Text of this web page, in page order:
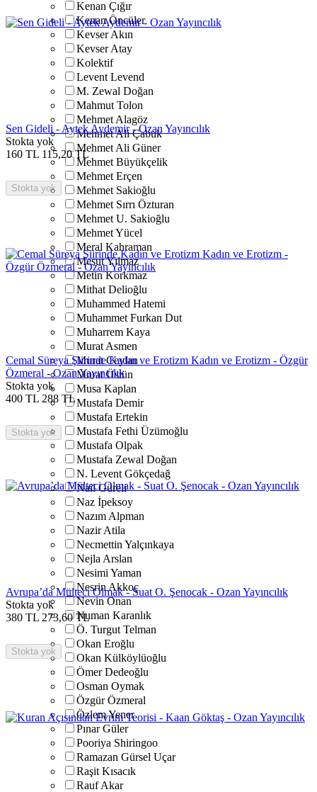
Kenan Çığır
Kenan Öncüler
Kevser Akın
Kevser Atay
Kolektif
Levent Levend
M. Zewal Doğan
Mahmut Tolon
Mehmet Alagöz
Mehmet Ali Çabuk
Mehmet Ali Güner
Mehmet Büyükçelik
Mehmet Erçen
Mehmet Sakioğlu
Mehmet Sırrı Özturan
Mehmet U. Sakioğlu
Mehmet Yücel
Meral Kahraman
Mesut Yılmaz
Metin Korkmaz
Mithat Delioğlu
Muhammed Hatemi
Muhammet Furkan Dut
Muharrem Kaya
Murat Asmen
Murat Ceylan
Murat Üstün
Musa Kaplan
Mustafa Demir
Mustafa Ertekin
Mustafa Fethi Üzümoğlu
Mustafa Olpak
Mustafa Zewal Doğan
N. Levent Gökçedağ
Nail Güreli
Naz İpeksoy
Nazım Alpman
Nazir Atila
Necmettin Yalçınkaya
Nejla Arslan
Nesimi Yaman
Nesrin Akkoç
Nevin Onan
Numan Karanlık
Ö. Turgut Telman
Okan Eroğlu
Okan Külköylüoğlu
Ömer Dedeoğlu
Osman Oymak
Özgür Özmeral
Özlem Yener
Pınar Güler
Pooriya Shiringoo
Ramazan Gürsel Uçar
Raşit Kısacık
Rauf Akar
Sen Gideli - Aytek Aydemir - Ozan Yayıncılık
Stokta yok
160 TL 115,20 TL
Stokta yok
Cemal Süreya Şiirinde Kadın ve Erotizm Kadın ve Erotizm - Özgür
Özmeral - Ozan Yayıncılık
Stokta yok
400 TL 288 TL
Stokta yok
Avrupa’da Mülteci Olmak - Suat O. Şenocak - Ozan Yayıncılık
Stokta yok
380 TL 273,60 TL
Stokta yok